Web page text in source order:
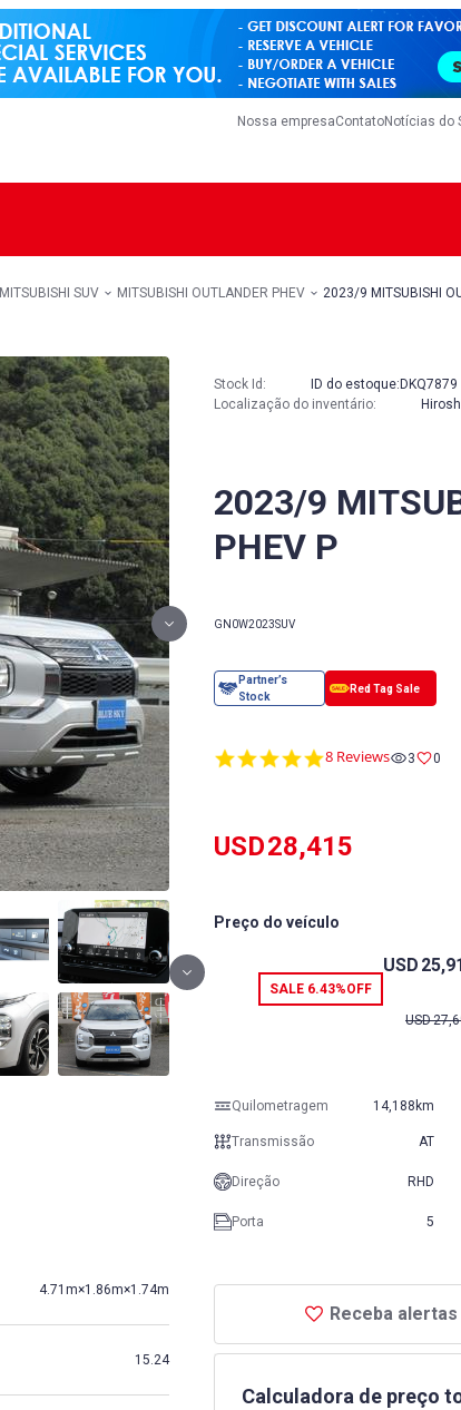
Nossa empresaContatoNotícias do
MITSUBISHI SUV MITSUBISHI OUTLANDER PHEV 2023/9 MITSUBISHI
2023/9
PHEV P
GN0W2023SUV
Stock Id: ID do estoque: DKQ7879
Localização do inventário:
4.9
8 Reviews 3 0
USD28,415
Preço do veículo
SALE 6.43%OFF
USD
USD
Receba
Calculadora de preço
Quilometragem 14,188km
Transmissão AT
Direção RHD
Porta 5
4.71m×1.86m×1.74m
15.24